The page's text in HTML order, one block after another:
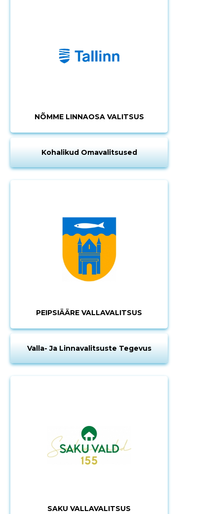
NÕMME LINNAOSA VALITSUS
Kohalikud Omavalitsused
PEIPSIÄÄRE VALLAVALITSUS
Valla- Ja Linnavalitsuste Tegevus
SAKU VALLAVALITSUS